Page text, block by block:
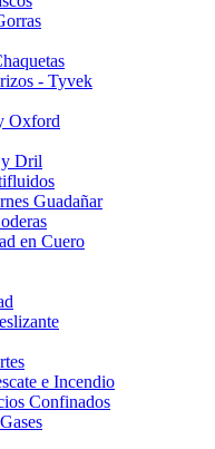
- Tyvek
Oxford
y Dril
Guadañar
en Cuero
e Incendio
Confinados